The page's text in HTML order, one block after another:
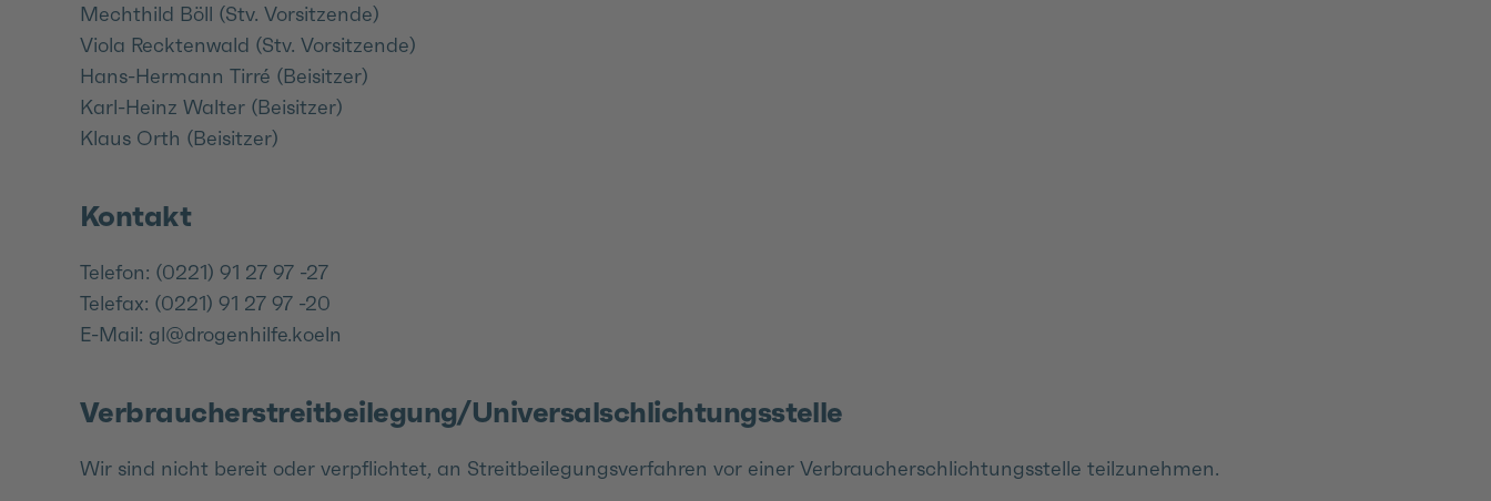
Mechthild Böll (Stv. Vorsitzende)
Viola Recktenwald (Stv. Vorsitzende)
Hans-Hermann Tirré (Beisitzer)
Karl-Heinz Walter (Beisitzer)
Klaus Orth (Beisitzer)
Kontakt
Telefon: (0221) 91 27 97 -27
Telefax: (0221) 91 27 97 -20
E-Mail: gl@drogenhilfe.koeln
Verbraucher­streit­beilegung/Universal­schlichtungs­stelle
Wir sind nicht bereit oder verpflichtet, an Streitbeilegungsverfahren vor einer Verbraucherschlichtungsstelle teilzunehmen.